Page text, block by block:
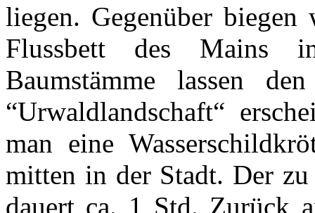
liegen. Gegenüber
Flussbett des Mains
Baumstämme lassen
“Urwaldlandschaft“
man eine
mitten in der Stadt. Der
dauert ca. 1 Std. Zurück